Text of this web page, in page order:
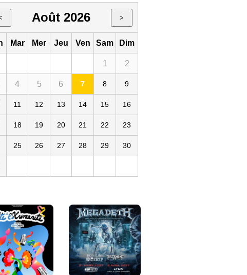
Août 2026 >
Mar Mer Jeu Ven Sam Dim
1 2
4 5 6 7 8 9
11 12 13 14 15 16
18 19 20 21 22 23
25 26 27 28 29 30